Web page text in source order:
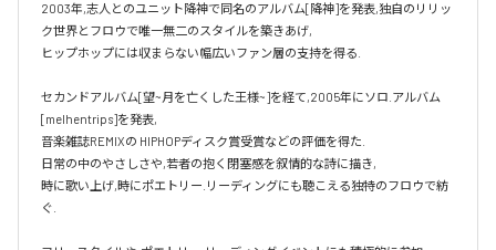
2003年,志人とのユニット降神で同名のアルバム[降神]を発表,独自のリリッ
ク世界とフロウで唯一無二のスタイルを築きあげ,
ヒップホップには収まらない幅広いファン層の支持を得る.
セカンドアルバム[望~月を亡くした王様~]を経て,2005年にソロ.アルバム
[melhentrips]を発表,
音楽雑誌REMIXの HIPHOPディスク賞受賞などの評価を得た.
日常の中のやさしさや,若者の抱く閉塞感を叙情的な詩に描き,
時に歌い上げ,時にポエトリー.リーディングにも聴こえる独特のフロウで紡
ぐ.